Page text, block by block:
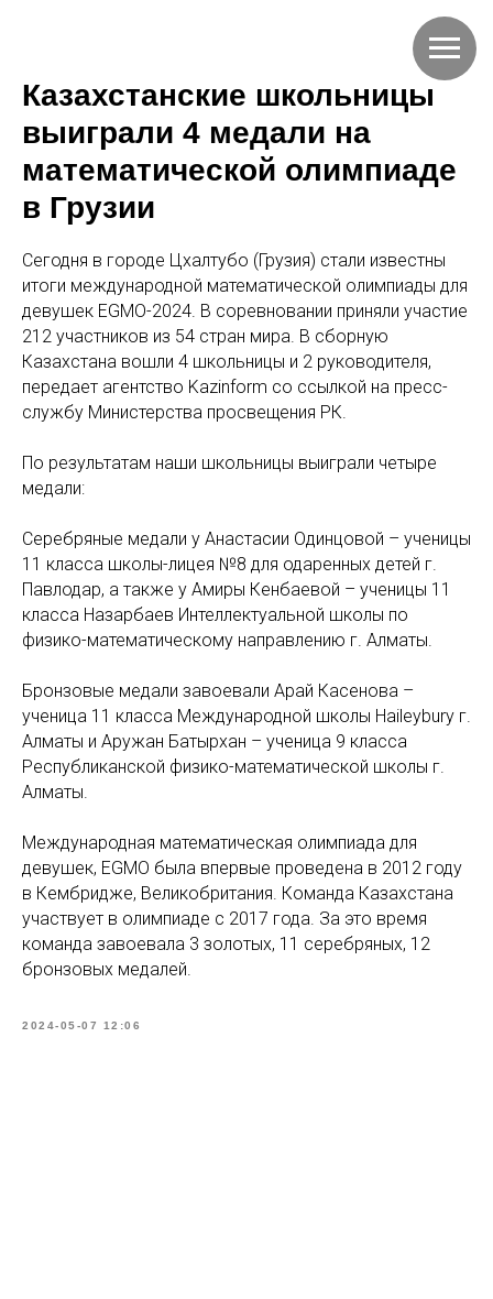
Казахстанские школьницы
выиграли 4 медали на
математической олимпиаде
в Грузии
Сегодня в городе Цхалтубо (Грузия) стали известны
итоги международной математической олимпиады для
девушек EGMO-2024. В соревновании приняли участие
212 участников из 54 стран мира. В сборную
Казахстана вошли 4 школьницы и 2 руководителя,
передает агентство Kazinform со ссылкой на пресс-
службу Министерства просвещения РК.
По результатам наши школьницы выиграли четыре
медали:
Серебряные медали у Анастасии Одинцовой – ученицы
11 класса школы-лицея №8 для одаренных детей г.
Павлодар, а также у Амиры Кенбаевой – ученицы 11
класса Назарбаев Интеллектуальной школы по
физико-математическому направлению г. Алматы.
Бронзовые медали завоевали Арай Касенова –
ученица 11 класса Международной школы Haileybury г.
Алматы и Аружан Батырхан – ученица 9 класса
Республиканской физико-математической школы г.
Алматы.
Международная математическая олимпиада для
девушек, EGMO была впервые проведена в 2012 году
в Кембридже, Великобритания. Команда Казахстана
участвует в олимпиаде с 2017 года. За это время
команда завоевала 3 золотых, 11 серебряных, 12
бронзовых медалей.
2024-05-07 12:06